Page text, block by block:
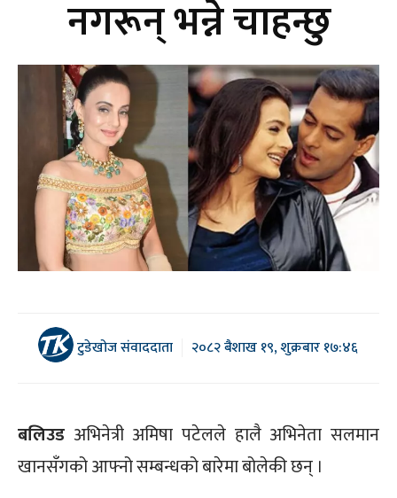
नगरून् भन्ने चाहन्छु
टुडेखोज संवाददाता २०८२ बैशाख १९, शुक्रबार १७:४६
बलिउड अभिनेत्री अमिषा पटेलले हालै अभिनेता सलमान
खानसँगको आफ्नो सम्बन्धको बारेमा बोलेकी छन् ।